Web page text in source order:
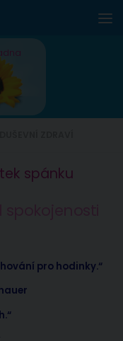
spánku
pro hodinky.“